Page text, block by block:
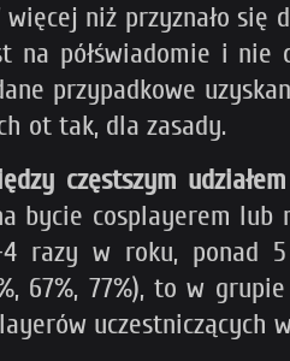
niż przyznało
na półświadomie i
przypadkowe
ot tak, dla zasady.
częstszym
bycie cosplayerem
w roku, ponad 5
67%, 77%), to w